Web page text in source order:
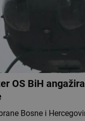
OS BiH
Bosne i